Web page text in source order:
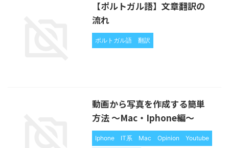
【ポルトガル語】文章翻訳の
流れ
ポルトガル語 翻訳
動画から写真を作成する簡単
方法 〜Mac・Iphone編〜
Iphone IT系 Mac Opinion Youtube